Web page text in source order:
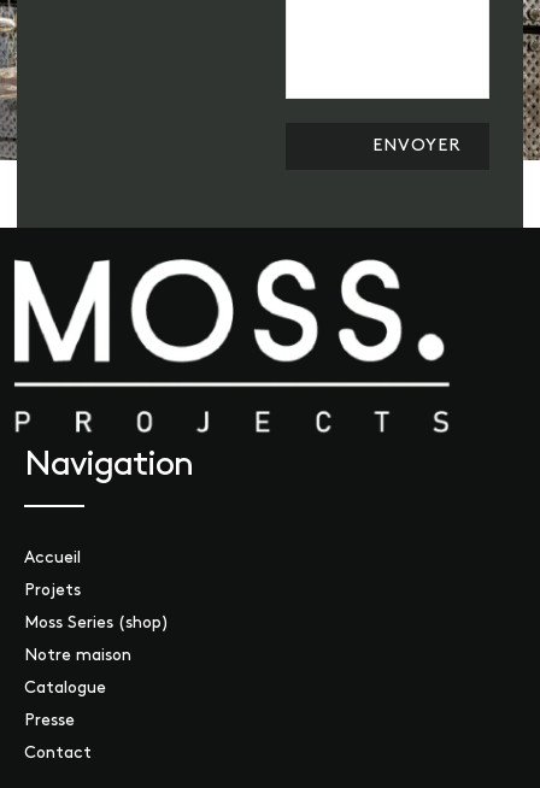
Navigation
Accueil
Projets
Moss Series (shop)
Notre maison
Catalogue
Presse
Contact